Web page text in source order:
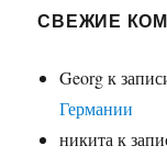
СВЕЖИЕ
Georgк
Германии
никита к